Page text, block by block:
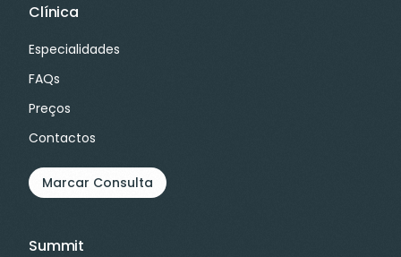
Clínica
Especialidades
FAQs
Preços
Contactos
Marcar Consulta
Summit